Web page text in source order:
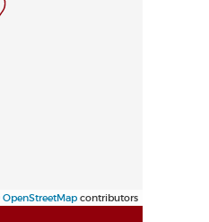
OpenStreetMap contributors